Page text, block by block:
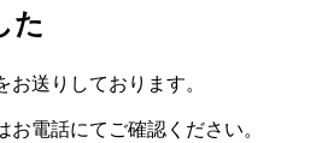
た
送りしております。
電話にてご確認ください。